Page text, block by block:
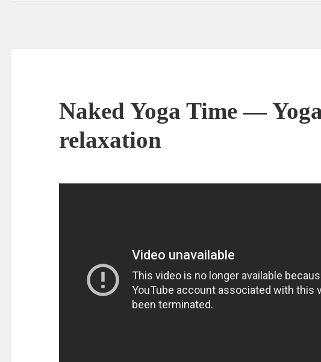
Naked Yoga Time —
relaxation